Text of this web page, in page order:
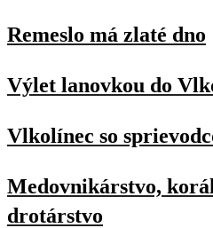
Remeslo má zlaté dno
Výlet lanovkou do
Vlkolínec so
Medovnikárstvo,
drotárstvo